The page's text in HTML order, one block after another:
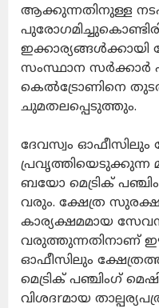
ആക്കുന്നതിനുള്ള
ഇക്കാര്യങ്ങൾക്കായി
സംസ്ഥാന
കെൽട്രോണിനെ
ചുമതലപ്പെടുത്തും.
ദേവസ്വം ഓഫീസിലും
പ്രവൃത്തിയെടുക്കുന്ന
ബയോ മെട്രിക്
വരും. ക്ഷേത്ര
കാര്യക്ഷമമായ
വരുത്തുന്നതിനാണ് ഈ
ഓഫീസിലും
മെട്രിക് പഞ്ചിംഗ്
വിശദrമായ